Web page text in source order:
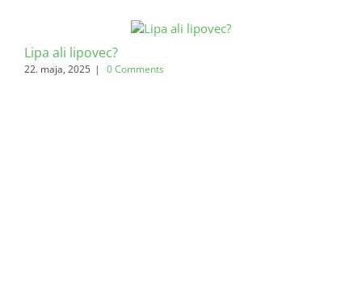
Lipa ali lipovec?
22. maja, 2025 | 0 Comments